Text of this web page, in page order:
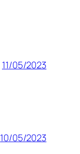
11/05/2023
10/05/2023